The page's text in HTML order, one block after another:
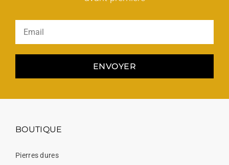
ENVOYER
BOUTIQUE
Pierres dures